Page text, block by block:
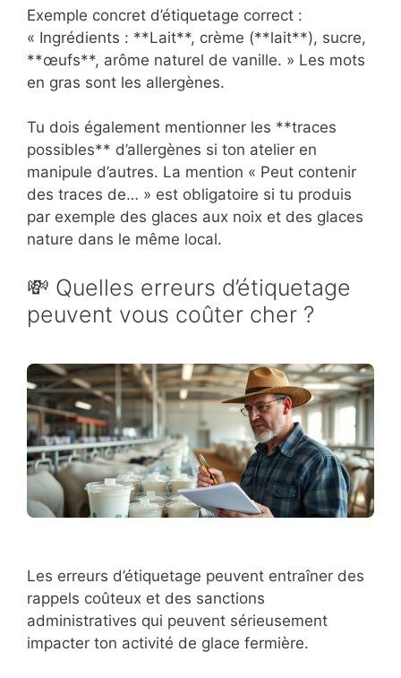
Exemple concret d’étiquetage correct :
« Ingrédients : **Lait**, crème (**lait**), sucre,
**œufs**, arôme naturel de vanille. » Les mots
en gras sont les allergènes.
Tu dois également mentionner les **traces
possibles** d’allergènes si ton atelier en
manipule d’autres. La mention « Peut contenir
des traces de… » est obligatoire si tu produis
par exemple des glaces aux noix et des glaces
nature dans le même local.
💸 Quelles erreurs d’étiquetage
peuvent vous coûter cher ?
Les erreurs d’étiquetage peuvent entraîner des
rappels coûteux et des sanctions
administratives qui peuvent sérieusement
impacter ton activité de glace fermière.